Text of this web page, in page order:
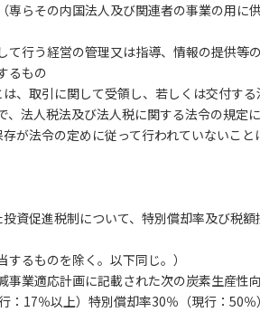
専らその内国法人及び関連者の事業の用
行う経営の管理又は指導、情報の提供等
るもの
は、取引に関して受領し、若しくは交付
法人税法及び法人税に関する法令の規定
が法令の定めに従って行われていないこ
投資促進税制について、特別償却率及び
るものを除く。以下同じ。）
事業適応計画に記載された次の炭素生産性
17％以上）特別償却率30％（現行：50％